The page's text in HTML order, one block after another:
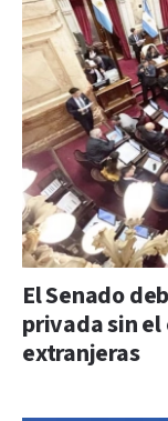
El Senado
privada sin
extranjeras